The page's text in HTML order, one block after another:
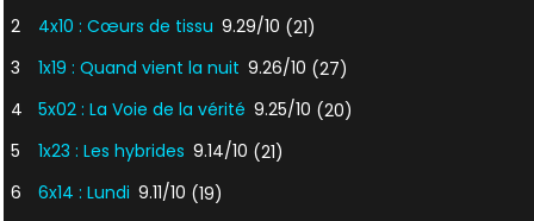
2
4x10 : Cœurs de tissu 9.29/10 (21)
3
1x19 : Quand vient la nuit 9.26/10 (27)
4
5x02 : La Voie de la vérité 9.25/10 (20)
5
1x23 : Les hybrides 9.14/10 (21)
6
6x14 : Lundi 9.11/10 (19)